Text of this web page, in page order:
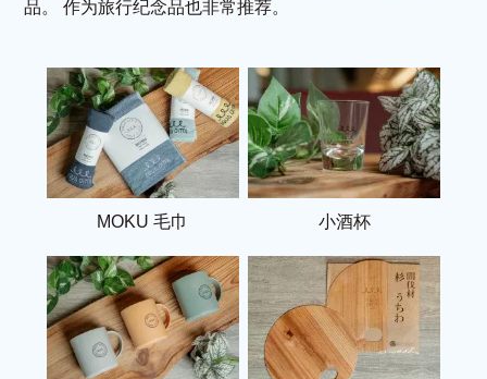
品。
作为旅行纪念品也非常推荐。
MOKU 毛巾 小酒杯